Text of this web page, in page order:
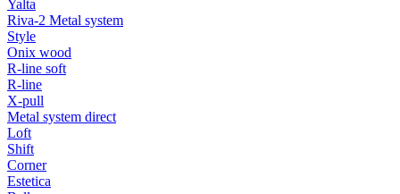
Yalta
Riva-2 Metal system
Style
Onix wood
R-line soft
R-line
X-pull
Metal system direct
Loft
Shift
Corner
Estetica